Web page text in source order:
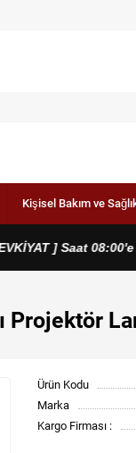
Kişisel Bakım ve
] Saat 08:00'e
Projektör
Ürün Kodu
Marka
Kargo Firması :